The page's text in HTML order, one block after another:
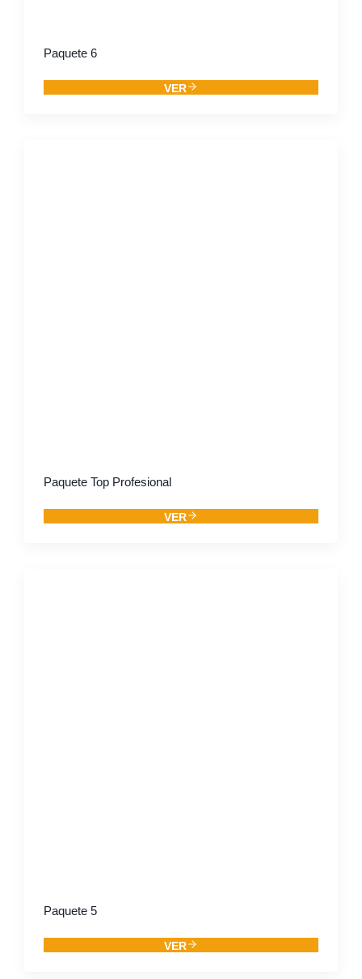
Paquete 6
VER
Paquete Top Profesional
VER
Paquete 5
VER